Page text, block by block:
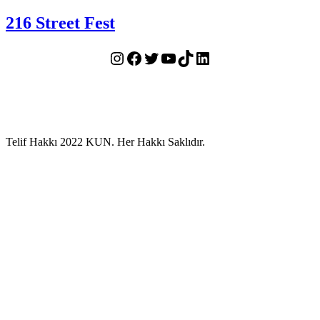
216 Street Fest
Instagram
Facebook
Twitter
YouTube
TikTokLinkedIn
Telif Hakkı 2022 KUN. Her Hakkı Saklıdır.